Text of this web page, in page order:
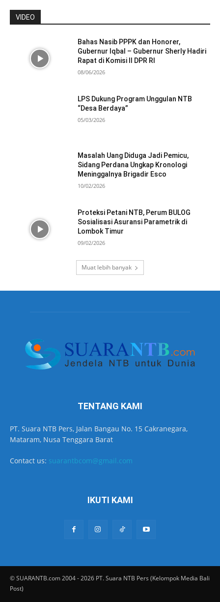
VIDEO
Bahas Nasib PPPK dan Honorer,
Gubernur Iqbal – Gubernur Sherly Hadiri
Rapat di Komisi II DPR RI
08/06/2026
LPS Dukung Program Unggulan NTB
“Desa Berdaya”
05/03/2026
Masalah Uang Diduga Jadi Pemicu,
Sidang Perdana Ungkap Kronologi
Meninggalnya Brigadir Esco
10/02/2026
Proteksi Petani NTB, Perum BULOG
Sosialisasi Asuransi Parametrik di
Lombok Timur
09/02/2026
Muat lebih banyak
TENTANG KAMI
PT. Suara NTB Pers, Jalan Bangau No. 15 Cakranegara,
Mataram, Nusa Tenggara Barat
Contact us: suarantbcom@gmail.com
IKUTI KAMI
© SUARANTB.com 2004 - 2026 PT. Suara NTB Pers (Kelompok Media Bali
Post)